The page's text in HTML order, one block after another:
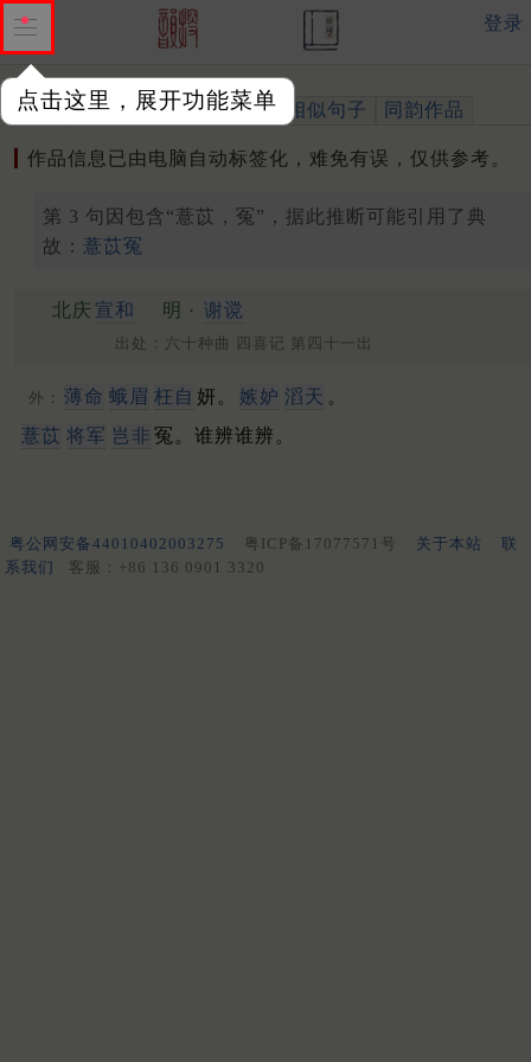
点击这里，展开功能菜单
登录
作品 标注四声 出处、引用 相似句子 同韵作品
作品信息已由电脑自动标签化，难免有误，仅供参考。
第 3 句因包含“薏苡，冤”，据此推断可能引用了典
故： 薏苡冤
北庆 宣和 明 · 谢谠
出处：六十种曲 四喜记 第四十一出
外： 薄命 蛾眉 枉自 妍。 嫉妒 滔天 。
薏苡 将军 岂非 冤。谁辨谁辨。
粤公网安备44010402003275 粤ICP备17077571号 关于本站
联
系我们
客服：+86 136 0901 3320